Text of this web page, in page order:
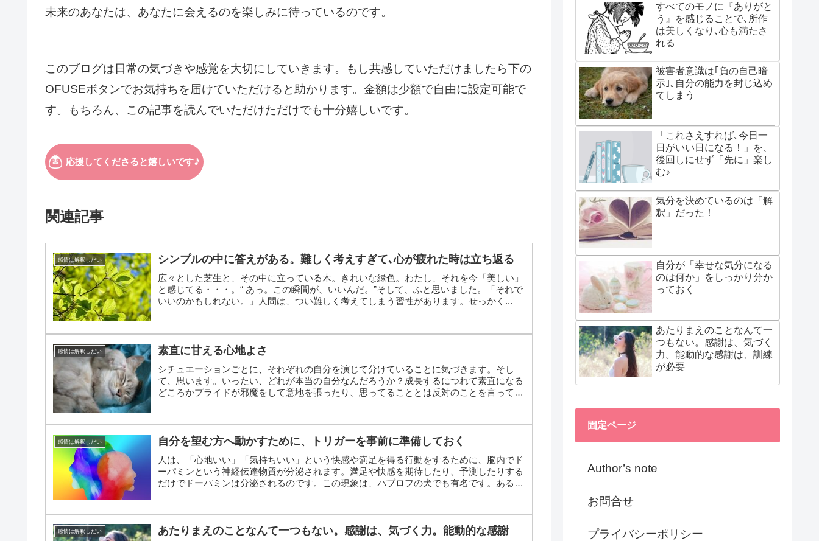
未来のあなたは、あなたに会えるのを楽しみに待っているのです。
このブログは日常の気づきや感覚を大切にしていきます。もし共感していただけましたら下の
OFUSEボタンでお気持ちを届けていただけると助かります。金額は少額で自由に設定可能で
す。もちろん、この記事を読んでいただけただけでも十分嬉しいです。
関連記事
感情は解釈しだい シンプルの中に答えがある。難しく考えすぎて､心が疲れた時は立ち返る
広々とした芝生と、その中に立っている木。きれいな緑色。わたし、それを今「美しい」
と感じてる・・・。“ あっ。この瞬間が、いいんだ。”そして、ふと思いました。「それで
いいのかもしれない。」人間は、つい難しく考えてしまう習性があります。せっかく...
感情は解釈しだい 素直に甘える心地よさ
シチュエーションごとに、それぞれの自分を演じて分けていることに気づきます。そし
て、思います。いったい、どれが本当の自分なんだろうか？成長するにつれて素直になる
どころかプライドが邪魔をして意地を張ったり、思ってることとは反対のことを言ってし
感情は解釈しだい 自分を望む方へ動かすために、トリガーを事前に準備しておく
人は、「心地いい」「気持ちいい」という快感や満足を得る行動をするために、脳内でド
ーパミンという神経伝達物質が分泌されます。満足や快感を期待したり、予測したりする
だけでドーパミンは分泌されるのです。この現象は、パブロフの犬でも有名です。ある
感情は解釈しだい
あたりまえのことなんて一つもない。感謝は、気づく力。能動的な感謝
すべてのモノに『ありがと
う』を感じることで､所作
は美しくなり､心も満たさ
れる
被害者意識は｢負の自己暗
示｣｡自分の能力を封じ込め
てしまう
「これさえすれば､今日一
日がいい日になる！」を、
後回しにせず「先に」楽し
む♪
気分を決めているのは「解
釈」だった！
自分が「幸せな気分になる
のは何か」をしっかり分か
っておく
あたりまえのことなんて一
つもない。感謝は、気づく
力。能動的な感謝は、訓練
が必要
固定ページ
Author’s note
お問合せ
プライバシーポリシー